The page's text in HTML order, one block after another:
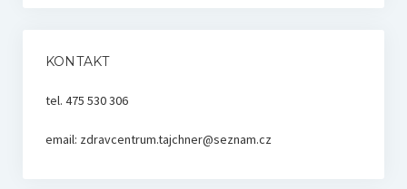
KONTAKT
tel. 475 530 306
email: zdravcentrum.tajchner@seznam.cz